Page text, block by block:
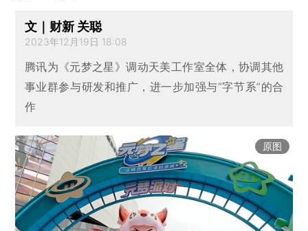
文｜财新 关聪
2023年12月19日 18:08
腾讯为《元梦之星》调动天美工作室全体，协调其他
事业群参与研发和推广，进一步加强与“字节系”的合
作
原图